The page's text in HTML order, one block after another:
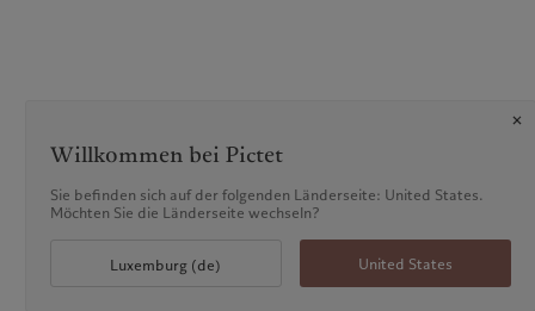
Willkommen bei Pictet
Sie befinden sich auf der folgenden Länderseite: United States.
Möchten Sie die Länderseite wechseln?
Luxemburg (de) United States